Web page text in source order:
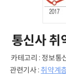
통신사 취
카테고리 : 정보통
관련기사 : 취약계층